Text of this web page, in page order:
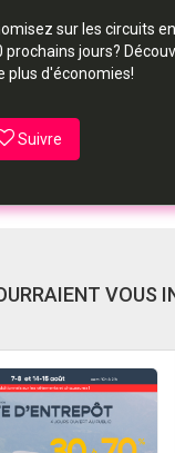
sur les circuits
jours?
plus d'économies!
Suivre
VOUS